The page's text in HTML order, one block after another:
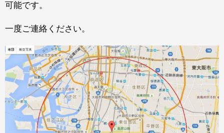
可能です。
一度ご連絡ください。